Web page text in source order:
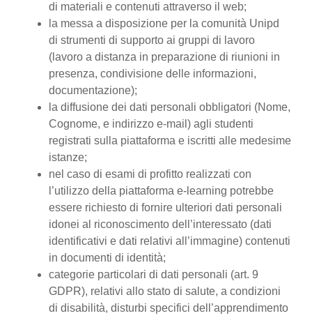
di materiali e contenuti attraverso il web;
la messa a disposizione per la comunità Unipd
di strumenti di supporto ai gruppi di lavoro
(lavoro a distanza in preparazione di riunioni in
presenza, condivisione delle informazioni,
documentazione);
la diffusione dei dati personali obbligatori (Nome,
Cognome, e indirizzo e-mail) agli studenti
registrati sulla piattaforma e iscritti alle medesime
istanze;
nel caso di esami di profitto realizzati con
l’utilizzo della piattaforma e-learning potrebbe
essere richiesto di fornire ulteriori dati personali
idonei al riconoscimento dell’interessato (dati
identificativi e dati relativi all’immagine) contenuti
in documenti di identità;
categorie particolari di dati personali (art. 9
GDPR), relativi allo stato di salute, a condizioni
di disabilità, disturbi specifici dell’apprendimento